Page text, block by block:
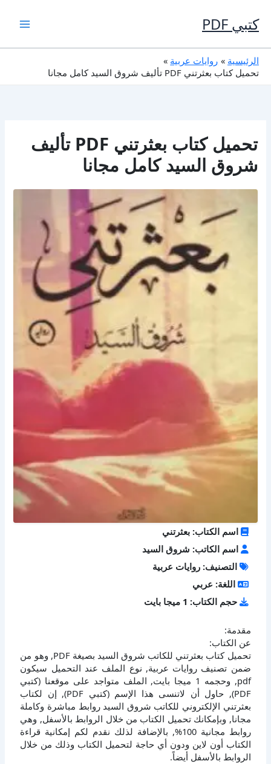
إلى
المحتوى
كتبي PDF
الرئيسية
روايات عربية
تحميل كتاب بعثرتني PDF تأليف شروق السيد كامل مجانا
تحميل كتاب بعثرتني PDF تأليف
شروق السيد كامل مجانا
اسم الكتاب: بعثرتني
اسم الكاتب: شروق السيد
التصنيف: روايات عربية
اللغة: عربي
حجم الكتاب: 1 ميجا بايت
مقدمة:
عن الكتاب:
تحميل كتاب بعثرتني للكاتب شروق السيد بصيغة PDF, وهو من
ضمن تصنيف روايات عربية, نوع الملف عند التحميل سيكون
pdf, وحجمه 1 ميجا بايت, الملف متواجد على موقعنا (كتبي
PDF), حاول أن لاتنسى هذا الإسم (كتبي PDF), إن لكتاب
بعثرتني الإلكتروني للكاتب شروق السيد روابط مباشرة وكاملة
مجانا, وبإمكانك تحميل الكتاب من خلال الروابط بالأسفل, وهي
روابط مجانية 100%, بالإضافة لذلك نقدم لكم إمكانية قراءة
الكتاب أون لاين ودون أي حاجة لتحميل الكتاب وذلك من خلال
الروابط بالأسفل أيضاً.